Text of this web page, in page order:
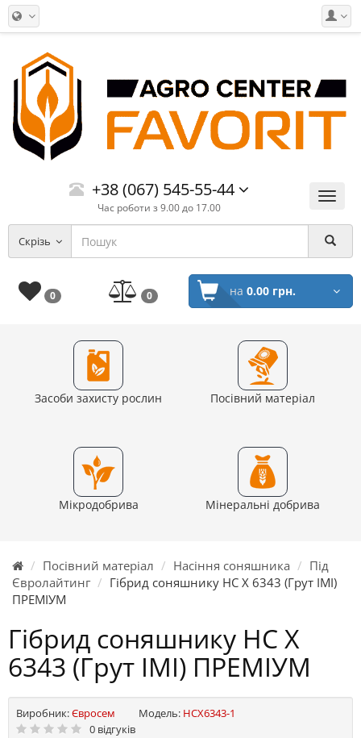
Меню
+38 (067) 545-55-44
Час роботи з 9.00 до 17.00
Скрізь
0 0 на 0.00 грн.
Засоби захисту рослин Посівний матеріал
Мікродобрива Мінеральні добрива
Посівний матеріал Насіння соняшника
Під
Євролайтинг
Гібрид соняшнику НС Х 6343 (Грут ІМІ)
ПРЕМІУМ
Гібрид соняшнику НС Х
6343 (Грут ІМІ) ПРЕМІУМ
Виробник:Євросем Модель: HCX6343-1
0 відгуків